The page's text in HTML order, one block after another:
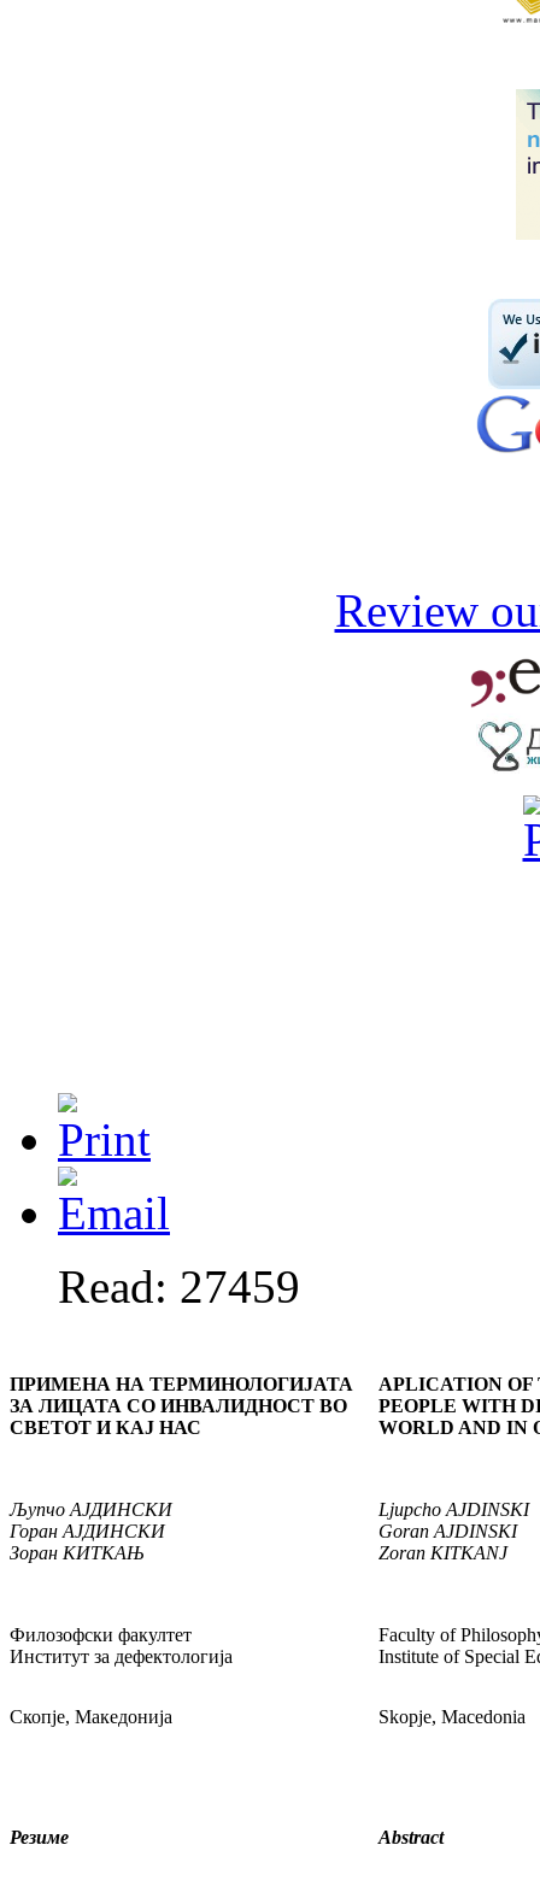
Review
Read: 27459
ПРИМЕНА НА ТЕРМИНОЛОГИЈАТА
ЗА ЛИЦАТА СО ИНВАЛИДНОСТ ВО
СВЕТОТ И КАЈ НАС
Љупчо АЈДИНСКИ
Горан АЈДИНСКИ
Зоран КИТКАЊ
Филозофски факултет
Институт за дефектологија
APLICATION OF
PEOPLE WITH
WORLD AND IN
Ljupcho AJDINSKI
Goran AJDINSKI
Zoran KITKANJ
Faculty of
Institute of Special
Скопје, Македонија Skopje, Macedonia
Резиме Abstract